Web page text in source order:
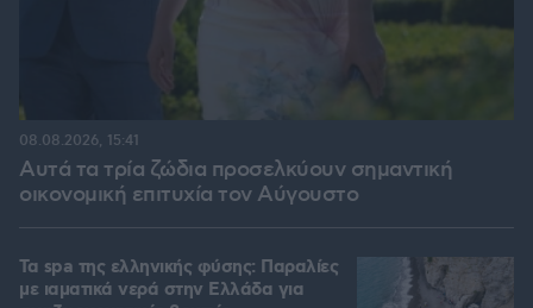
Αυτά τα τρία ζώδια προσελκύουν σημαντική
οικονομική επιτυχία τον Αύγουστο
08.08.2026, 15:41
Τα spa της ελληνικής φύσης: Παραλίες
με ιαματικά νερά στην Ελλάδα για